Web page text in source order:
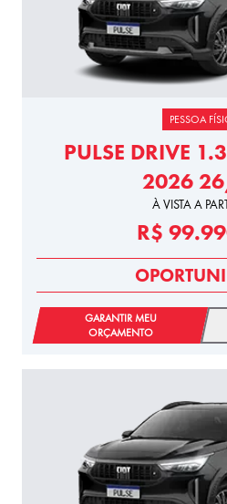
PESSOA
PULSE DRIVE
2026
À VISTA A
R$
GARANTIR MEU
ORÇAMENTO